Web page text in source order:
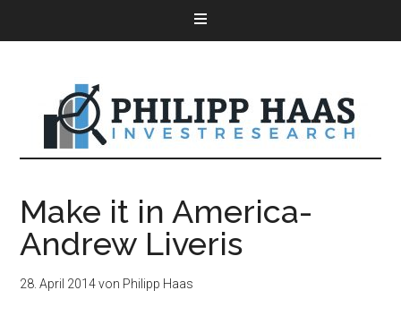
Make it in America-
Andrew Liveris
28. April 2014von Philipp Haas